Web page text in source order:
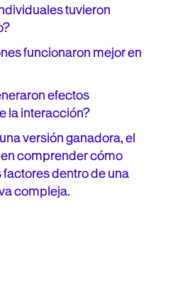
tuvieron
funcionaron mejor en
efectos
la interacción?
versión ganadora, el
comprender cómo
dentro de una
compleja.